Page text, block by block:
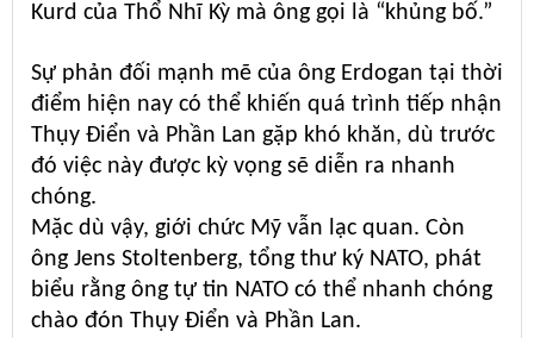
Kurd của Thổ Nhĩ Kỳ mà ông gọi là “khủng bố.”
Sự phản đối mạnh mẽ của ông Erdogan tại thời
điểm hiện nay có thể khiến quá trình tiếp nhận
Thụy Điển và Phần Lan gặp khó khăn, dù trước
đó việc này được kỳ vọng sẽ diễn ra nhanh
chóng.
Mặc dù vậy, giới chức Mỹ vẫn lạc quan. Còn
ông Jens Stoltenberg, tổng thư ký NATO, phát
biểu rằng ông tự tin NATO có thể nhanh chóng
chào đón Thụy Điển và Phần Lan.